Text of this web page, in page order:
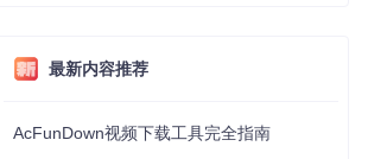
最新内容推荐
AcFunDown视频下载工具完全指南